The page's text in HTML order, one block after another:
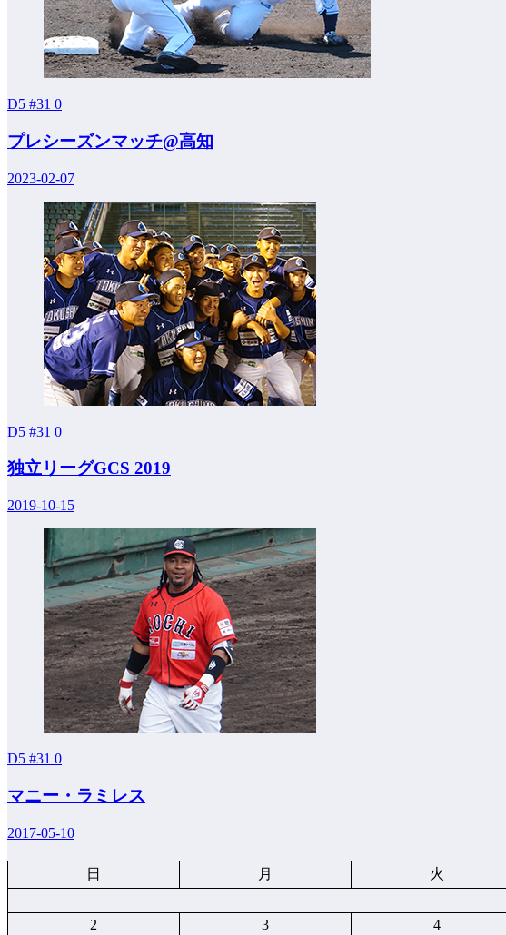
D5 #31 0
プレシーズンマッチ@高知
2023-02-07
D5 #31 0
独立リーグGCS 2019
2019-10-15
D5 #31 0
マニー・ラミレス
2017-05-10
日
月 火
2
3 4